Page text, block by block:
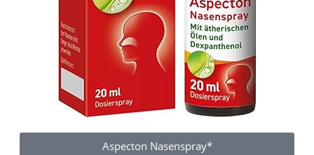
Aspecton Nasenspray*